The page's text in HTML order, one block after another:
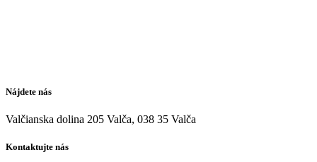
Nájdete nás
Valčianska dolina 205 Valča, 038 35 Valča
Kontaktujte nás